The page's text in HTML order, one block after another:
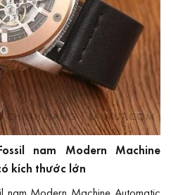
nam Modern Machine
kích thước lớn